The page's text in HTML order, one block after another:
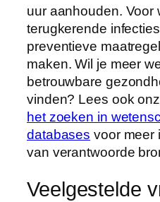
uur aanhouden. Voor
terugkerende
preventieve
maken. Wil je meer
betrouwbare
vinden? Lees ook
het zoeken in
databases voor meer
van verantwoorde
Veelgestelde